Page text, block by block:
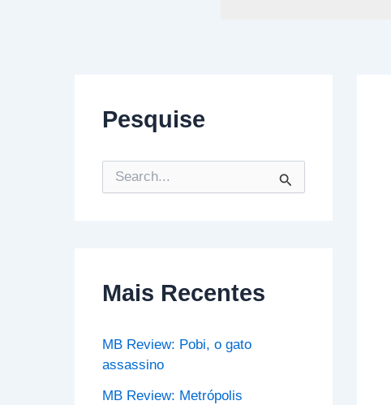
Pesquise
e
a
o
:
Mais Recentes
MB Review: Pobi, o gato
assassino
MB Review: Metrópolis